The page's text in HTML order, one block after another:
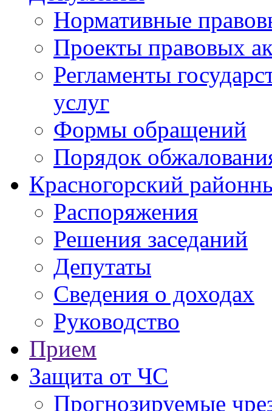
Нормативные
Проекты правовых
Регламенты
услуг
Формы обращений
Порядок
Красногорский
Распоряжения
Решения заседаний
Депутаты
Сведения о доходах
Руководство
Прием
Защита от ЧС
Прогнозируемые